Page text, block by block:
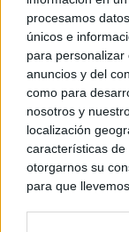
procesamos
únicos e
para
anuncios y del
como para
nosotros y
localización
características de
otorgarnos su
para que
© Kiosko.net